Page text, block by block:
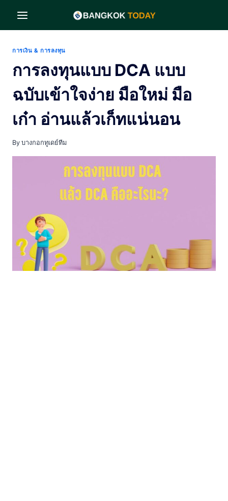
content
การเงิน & การลงทุน
การลงทุนแบบ DCA แบบ
ฉบับเข้าใจง่าย มือใหม่ มือ
เก๋า อ่านแล้วเก็ทแน่นอน
By บางกอกทูเดย์ทีม